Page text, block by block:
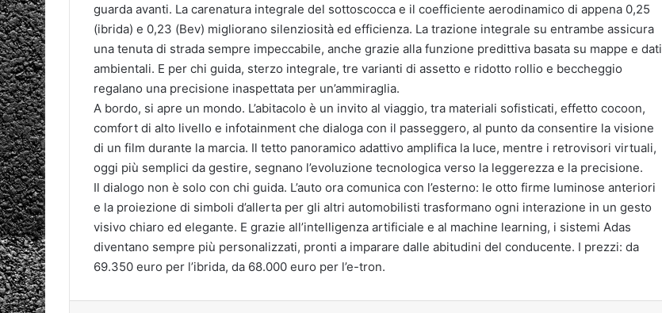
guarda avanti. La carenatura integrale del sottoscocca e il coefficiente aerodinamico di appena 0,25
(ibrida) e 0,23 (Bev) migliorano silenziosità ed efficienza. La trazione integrale su entrambe assicura
una tenuta di strada sempre impeccabile, anche grazie alla funzione predittiva basata su mappe e dati
ambientali. E per chi guida, sterzo integrale, tre varianti di assetto e ridotto rollio e beccheggio
regalano una precisione inaspettata per un’ammiraglia.
A bordo, si apre un mondo. L’abitacolo è un invito al viaggio, tra materiali sofisticati, effetto cocoon,
comfort di alto livello e infotainment che dialoga con il passeggero, al punto da consentire la visione
di un film durante la marcia. Il tetto panoramico adattivo amplifica la luce, mentre i retrovisori virtuali,
oggi più semplici da gestire, segnano l’evoluzione tecnologica verso la leggerezza e la precisione.
Il dialogo non è solo con chi guida. L’auto ora comunica con l’esterno: le otto firme luminose anteriori
e la proiezione di simboli d’allerta per gli altri automobilisti trasformano ogni interazione in un gesto
visivo chiaro ed elegante. E grazie all’intelligenza artificiale e al machine learning, i sistemi Adas
diventano sempre più personalizzati, pronti a imparare dalle abitudini del conducente. I prezzi: da
69.350 euro per l’ibrida, da 68.000 euro per l’e-tron.